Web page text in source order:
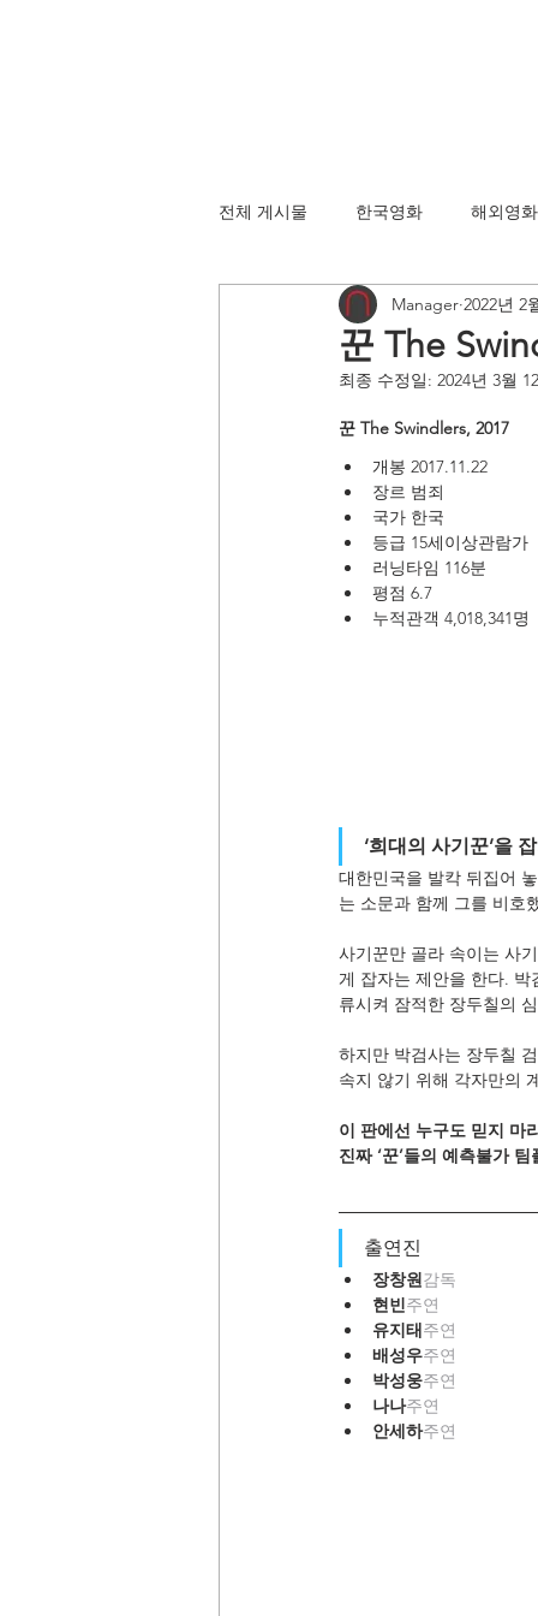
전체 게시물 한국영화 해외영화
꾼 The
Manager 2022년 2
최종 수정일: 2024년 3월
꾼 The Swindlers, 2017
개봉 2017.11.22
장르 범죄
국가 한국
등급 15세이상관람가
러닝타임 116분
평점 6.7
누적관객 4,018,341명
‘희대의 사기꾼’을
대한민국을 발칵 뒤집어
는 소문과 함께 그를 비호
사기꾼만 골라 속이는 사
게 잡자는 제안을 한다. 박
류시켜 잠적한 장두칠의
하지만 박검사는 장두칠
속지 않기 위해 각자만의
이 판에선 누구도 믿지 마
진짜 ‘꾼’들의 예측불가
출연진
장창원감독
현빈주연
유지태주연
배성우주연
박성웅주연
나나주연
안세하주연